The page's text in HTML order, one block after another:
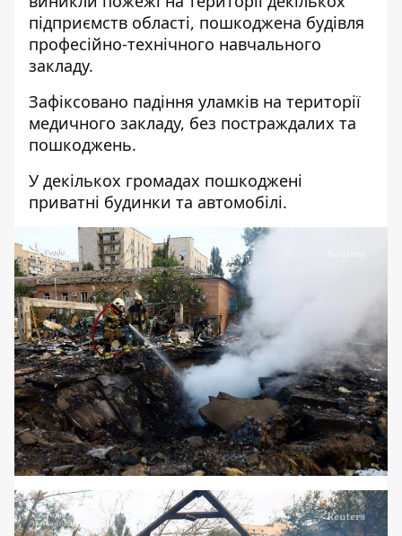
підприємств області, пошкоджена будівля
професійно-технічного навчального
закладу.
Зафіксовано падіння уламків на території
медичного закладу, без постраждалих та
пошкоджень.
У декількох громадах пошкоджені
приватні будинки та автомобілі.